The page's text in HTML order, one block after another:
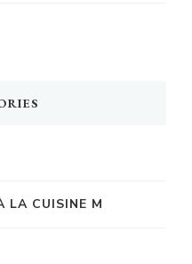
LA CUISINE M